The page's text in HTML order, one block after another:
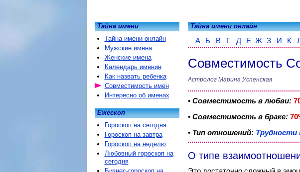
Тайна имени онлайн
А Б В Г Д Е Ж З И К
Совместимость
Астролог Марина Успенская
• Совместимость в любви:
• Совместимость в браке:
• Тип отношений: Трудности
О типе
Тайна имени
Тайна имени онлайн
Мужские имена
Женские имена
Календарь именин
Как назвать ребенка
Совместимость имен
Интересно об именах
Ежескоп
Гороскоп на сегодня
Гороскоп на завтра
Гороскоп на неделю
Любовный гороскоп на
сегодня